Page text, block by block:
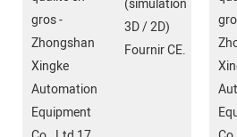
(simulation
3D / 2D)
Fournir CE.